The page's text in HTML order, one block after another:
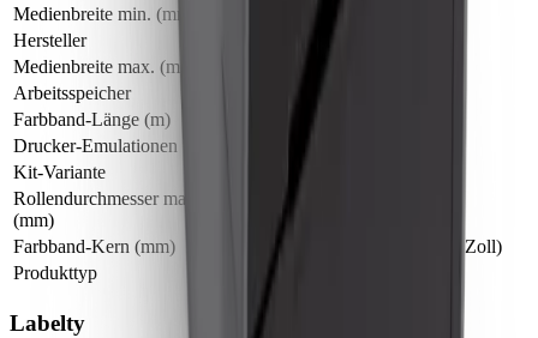
Medienbreite min. (mm)
Hersteller
Medienbreite max. (mm)
Arbeitsspeicher
Farbband-Länge (m)
Drucker-Emulationen
EPLII, ZPLII
Kit-Variante
Thermodirekt | Thermotransfer
Rollendurchmesser max.
(mm)
Farbband-Kern (mm)
12,7 mm (0,5 Zoll), 25,4 mm (1 Zoll)
Produkttyp
Labelty